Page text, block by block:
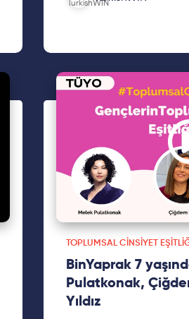
sorunlardan bazılarıdır. "Kadın ve İstihdam
kapsamlı bir çalışmadır.
hedeflemektedir. Detaylar
TOPLUMSAL CINSIYET
BinYaprak 7
Pulatkonak,
Yıldız